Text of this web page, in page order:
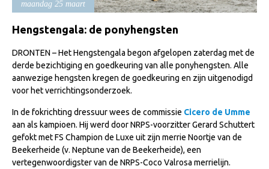
Import registratie
Veulenregistratie
I&R Registratie
Informatie overschrijven paspoort
Formulier overschrijven op naam
Animal Health Regulation
Gids voor Goede Praktijken
Marktplaats
maandag 25 maart
Hengstengala: de ponyhengsten
DRONTEN – Het Hengstengala begon afgelopen zaterdag met de
derde bezichtiging en goedkeuring van alle ponyhengsten. Alle
aanwezige hengsten kregen de goedkeuring en zijn uitgenodigd
voor het verrichtingsonderzoek.
In de fokrichting dressuur wees de commissie Cicero de Umme
aan als kampioen. Hij werd door NRPS-voorzitter Gerard Schuttert
gefokt met FS Champion de Luxe uit zijn merrie Noortje van de
Beekerheide (v. Neptune van de Beekerheide), een
vertegenwoordigster van de NRPS-Coco Valrosa merrielijn.